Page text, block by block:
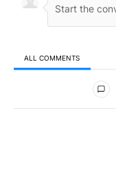
ALL COMMENTS
All Comments